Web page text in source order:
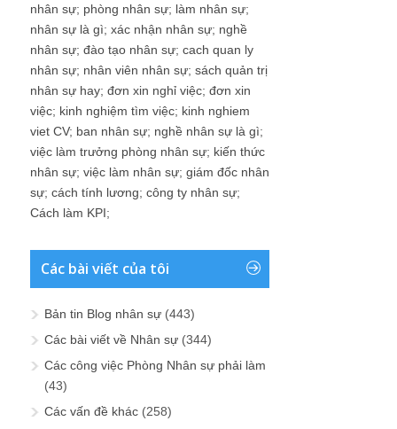
nhân sự; phòng nhân sự; làm nhân sự;
nhân sự là gì; xác nhận nhân sự; nghề
nhân sự; đào tạo nhân sự; cach quan ly
nhân sự; nhân viên nhân sự; sách quản trị
nhân sự hay; đơn xin nghỉ việc; đơn xin
việc; kinh nghiệm tìm việc; kinh nghiem
viet CV; ban nhân sự; nghề nhân sự là gì;
việc làm trưởng phòng nhân sự; kiến thức
nhân sự; việc làm nhân sự; giám đốc nhân
sự; cách tính lương; công ty nhân sự;
Cách làm KPI;
Các bài viết của tôi
Bản tin Blog nhân sự (443)
Các bài viết về Nhân sự (344)
Các công việc Phòng Nhân sự phải làm
(43)
Các vấn đề khác (258)